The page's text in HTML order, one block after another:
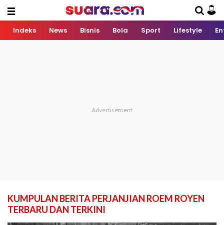
Indeks News Bisnis Bola Sport Lifestyle
KUMPULAN BERITA PERJANJIAN ROEM ROYEN
TERBARU DAN TERKINI